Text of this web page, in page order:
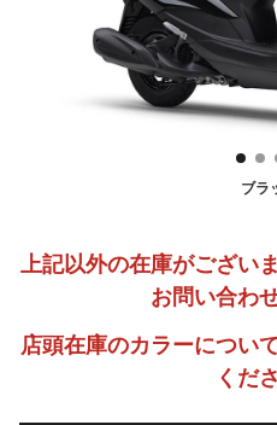
ブラ
上記以外の在庫がござい
お問い合わ
店頭在庫のカラーについ
くだ